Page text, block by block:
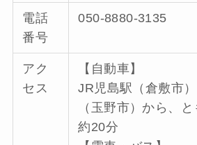
電話
番号
050-8880-3135
アク
セス
【自動車】
JR児島駅（倉敷市
（玉野市）から、
約20分